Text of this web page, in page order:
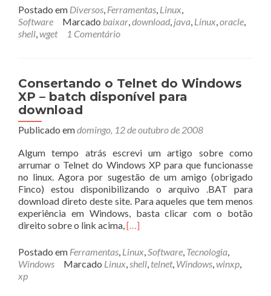
sobreComo
baixar
Java
Linux
Postado em Diversos, Ferramentas, Linux,
Software
Marcado baixar,download, java, Linux,oracle,
shell,wget 1 Comentário
Consertando o Telnet do Windows
XP – batch disponível para
download
Publicado emdomingo, 12 de outubro de 2008
Algum tempo atrás escrevi um artigo sobre como
arrumar o Telnet do Windows XP para que funcionasse
no linux. Agora por sugestão de um amigo (obrigado
Finco) estou disponibilizando o arquivo .BAT para
download direto deste site. Para aqueles que tem menos
experiência em Windows, basta clicar com o botão
direito sobre o link acima,Leia
sobreConsertando
o
Telnet
[…]
Postado em Ferramentas, Linux,Software, Tecnologia,
Windows
Marcado Linux,shell, telnet, Windows,winxp,
xp